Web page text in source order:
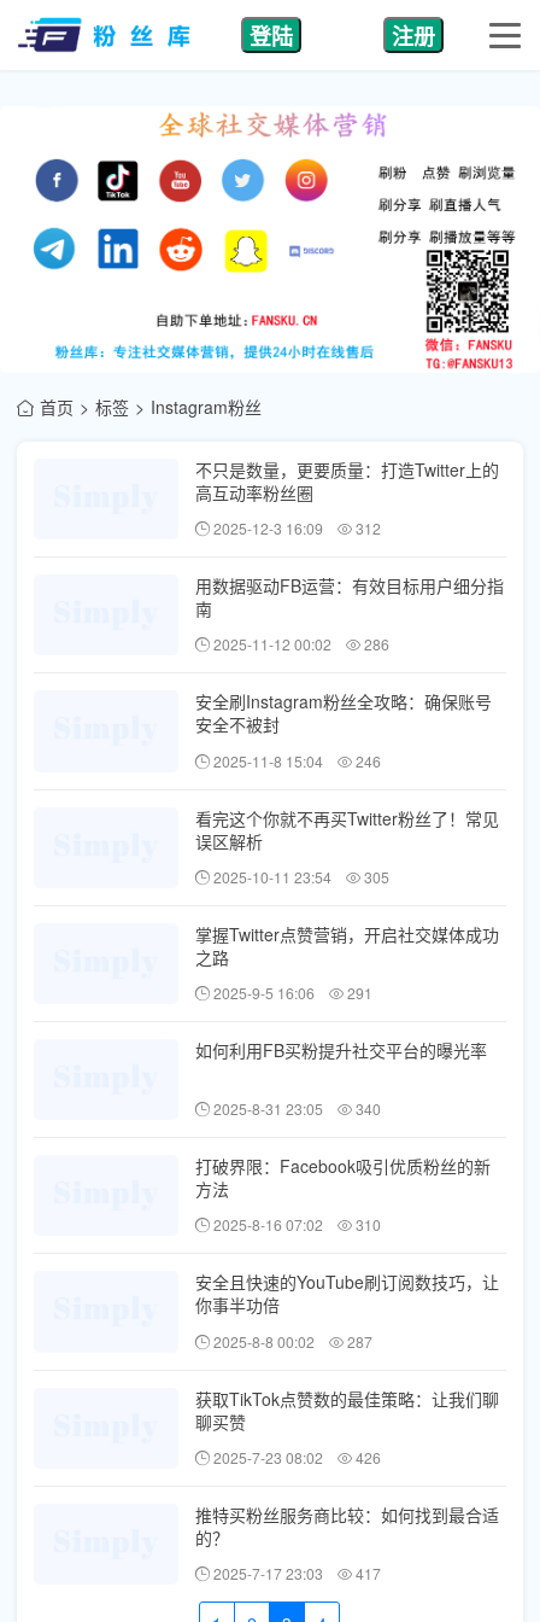
登陆 注册
首页 标签 Instagram粉丝
不只是数量，更要质量：打造Twitter上的
高互动率粉丝圈
2025-12-3 16:09 312
用数据驱动FB运营：有效目标用户细分指
南
2025-11-12 00:02 286
安全刷Instagram粉丝全攻略：确保账号
安全不被封
2025-11-8 15:04 246
看完这个你就不再买Twitter粉丝了！常见
误区解析
2025-10-11 23:54 305
掌握Twitter点赞营销，开启社交媒体成功
之路
2025-9-5 16:06 291
如何利用FB买粉提升社交平台的曝光率
2025-8-31 23:05 340
打破界限：Facebook吸引优质粉丝的新
方法
2025-8-16 07:02 310
安全且快速的YouTube刷订阅数技巧，让
你事半功倍
2025-8-8 00:02 287
获取TikTok点赞数的最佳策略：让我们聊
聊买赞
2025-7-23 08:02 426
推特买粉丝服务商比较：如何找到最合适
的？
2025-7-17 23:03 417